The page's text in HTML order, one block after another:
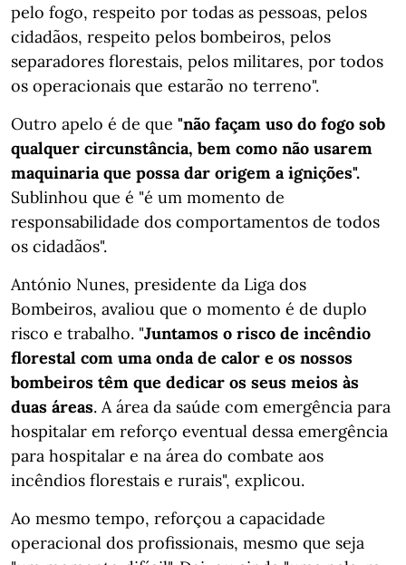
pelo fogo, respeito por todas as pessoas, pelos
cidadãos, respeito pelos bombeiros, pelos
separadores florestais, pelos militares, por todos
os operacionais que estarão no terreno".
Outro apelo é de que "não façam uso do fogo sob
qualquer circunstância, bem como não usarem
maquinaria que possa dar origem a ignições".
Sublinhou que é "é um momento de
responsabilidade dos comportamentos de todos
os cidadãos".
António Nunes, presidente da Liga dos
Bombeiros, avaliou que o momento é de duplo
risco e trabalho. "Juntamos o risco de incêndio
florestal com uma onda de calor e os nossos
bombeiros têm que dedicar os seus meios às
duas áreas. A área da saúde com emergência para
hospitalar em reforço eventual dessa emergência
para hospitalar e na área do combate aos
incêndios florestais e rurais", explicou.
Ao mesmo tempo, reforçou a capacidade
operacional dos profissionais, mesmo que seja